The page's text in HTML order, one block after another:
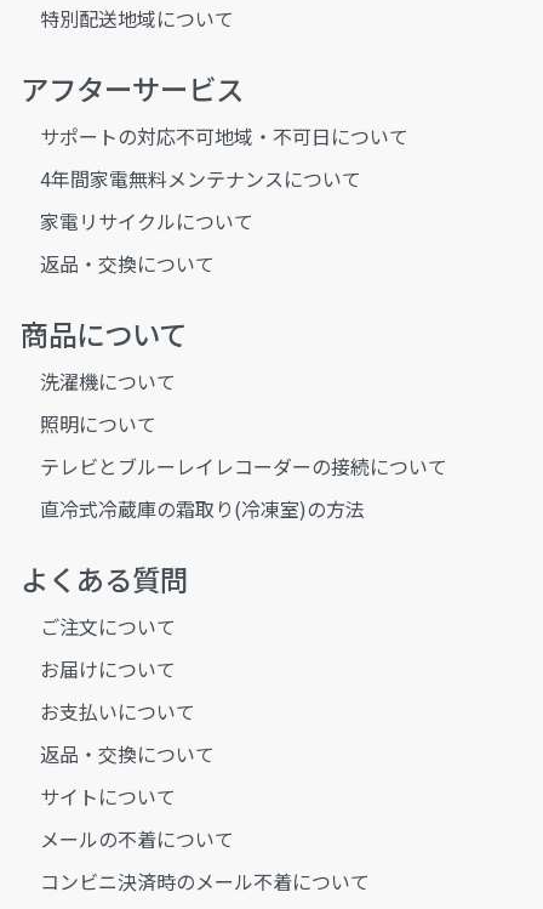
特別配送地域について
アフターサービス
サポートの対応不可地域・不可日について
4年間家電無料メンテナンスについて
家電リサイクルについて
返品・交換について
商品について
洗濯機について
照明について
テレビとブルーレイレコーダーの接続について
直冷式冷蔵庫の霜取り(冷凍室)の方法
よくある質問
ご注文について
お届けについて
お支払いについて
返品・交換について
サイトについて
メールの不着について
コンビニ決済時のメール不着について